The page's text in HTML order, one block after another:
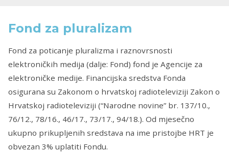
Fond za pluralizam
Fond za poticanje pluralizma i raznovrsnosti
elektroničkih medija (dalje: Fond) fond je Agencije za
elektroničke medije. Financijska sredstva Fonda
osigurana su Zakonom o hrvatskoj radioteleviziji Zakon o
Hrvatskoj radioteleviziji (“Narodne novine” br. 137/10.,
76/12., 78/16., 46/17., 73/17., 94/18.). Od mjesečno
ukupno prikupljenih sredstava na ime pristojbe HRT je
obvezan 3% uplatiti Fondu.